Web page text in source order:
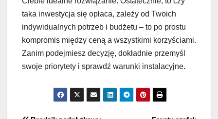
taka inwestycja się opłaca, zależy od Twoich
indywidualnych potrzeb i budżetu – to po prostu
kompromis między ceną a wszystkimi korzyściami.
Zanim podejmiesz decyzję, dokładnie przemyśl
swoje priorytety i sprawdź warunki instalacyjne.